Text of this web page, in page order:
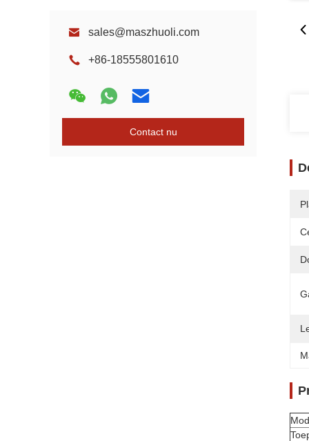
sales@maszhuoli.com
+86-18555801610
Contact nu